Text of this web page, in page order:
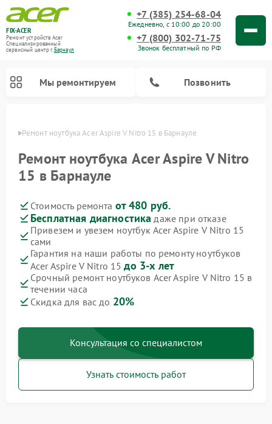
FIX-ACER
Ремонт устройств Acer
Специализированный
cервисный центр г.Барнаул
+7 (385) 254-68-04
Ежедневно, с 10:00 до 20:00
+7 (800) 302-71-75
Звонок бесплатный по РФ
Мы ремонтируем Позвонить
Ремонт ноутбука Acer Aspire V Nitro 15 в Барнауле
Ремонт ноутбука Acer Aspire V Nitro
15 в Барнауле
Стоимость ремонта от 480 руб.
Бесплатная диагностика даже при отказе
Привезем и увезем ноутбук Acer Aspire V Nitro 15
сами
Гарантия на наши работы по ремонту ноутбуков
Acer Aspire V Nitro 15до 3-х лет
Срочный ремонт ноутбуков Acer Aspire V Nitro 15 в
течении часа
Скидка для вас до 20%
Консультация со специалистом
Узнать стоимость работ